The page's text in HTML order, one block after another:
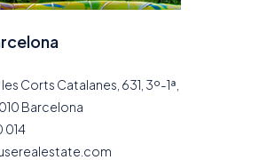
Corts Catalanes, 631, 3º-1ª,
Barcelona
014